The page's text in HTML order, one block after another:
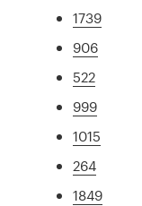
1739
906
522
999
1015
264
1849